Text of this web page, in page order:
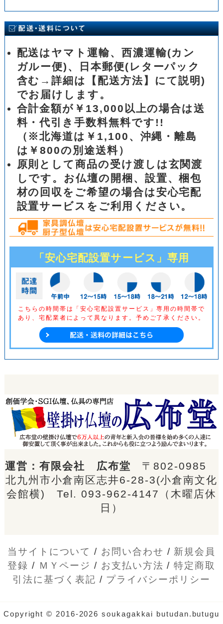
配送はヤマト運輸、西濃運輸(カン
ガルー便)、日本郵便(レターパック
含む→詳細は【配送方法】にて説明)
でお届けします。
合計金額が￥13,000以上の場合は送
料・代引き手数料無料です!!
（※北海道は￥1,100、沖縄・離島
は￥800の別途送料）
原則として商品の受け渡しは玄関渡
しです。お仏壇の開梱、設置、梱包
材の回収をご希望の場合は安心宅配
設置サービスをご利用ください。
「安心宅配設置サービス」専用
こちらの時間帯は「安心宅配設置サービス」専用の時間帯で
あり、 宅配業者によって異なります。予めご了承ください。
運営：有限会社 広布堂 〒802-0985
北九州市小倉南区志井6-28-3(小倉南文化
会館横) Tel.093-962-4147
（木曜店休
日）
当サイトについて / お問い合わせ / 新規会員
登録 / ＭＹページ / お支払い方法 /特定商取
引法に基づく表記 / プライバシーポリシー
Copyright © 2016-2026 soukagakkai butudan.butugu